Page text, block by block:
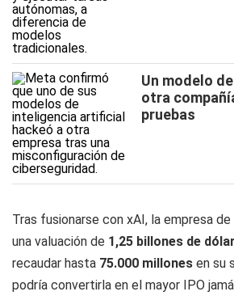
Un modelo
otra
pruebas
Tras fusionarse con xAI, la empresa
una valuación de 1,25 billones de
recaudar hasta 75.000 millones en su
podría convertirla en el mayor IPO